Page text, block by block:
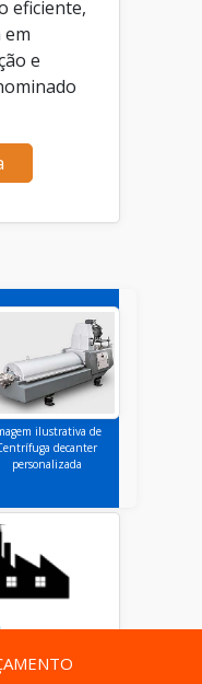
eficiente,
em
e
ilustrativa de
decanter
personalizada